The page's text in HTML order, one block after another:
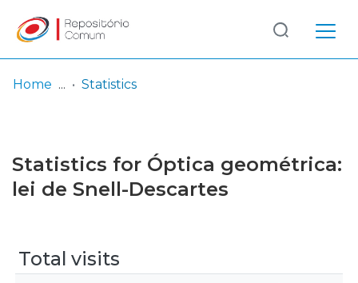
Browse repository
Log
In
(current)
Home Statistics
Statistics for Óptica geométrica:
lei de Snell-Descartes
Total visits